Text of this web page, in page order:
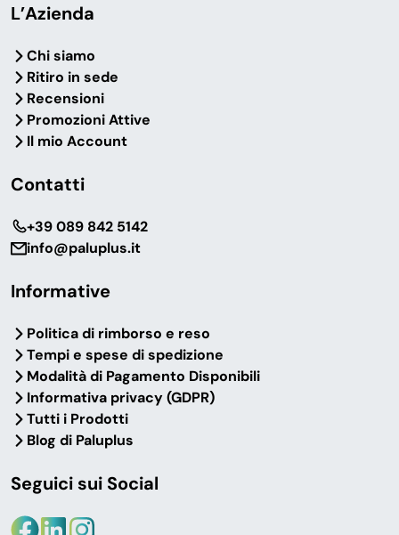
L’Azienda
Chi siamo
Ritiro in sede
Recensioni
Promozioni Attive
Il mio Account
Contatti
‎+39 089 842 5142
info@paluplus.it
Informative
Politica di rimborso e reso
Tempi e spese di spedizione
Modalità di Pagamento Disponibili
Informativa privacy (GDPR)
Tutti i Prodotti
Blog di Paluplus
Seguici sui Social